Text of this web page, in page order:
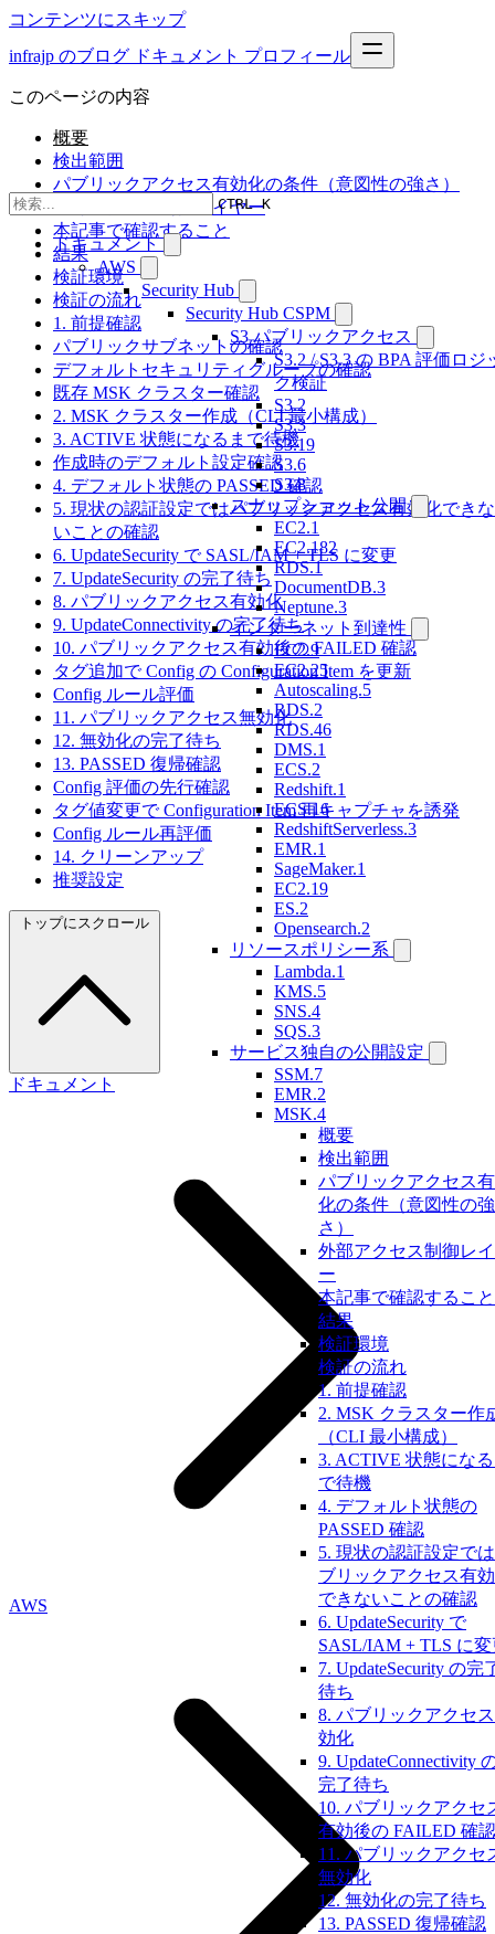
コンテンツにスキップ
infrajp のブログ ドキュメント プロフィール
CTRL K
ドキュメント
AWS
Security Hub
Security Hub CSPM
S3 パブリックアクセス
S3.2 / S3.3 の BPA 評価ロジ
ク検証
S3.2
S3.3
S3.19
S3.6
S3.8
スナップショット公開
EC2.1
EC2.182
RDS.1
DocumentDB.3
Neptune.3
インターネット到達性
EC2.9
EC2.25
Autoscaling.5
RDS.2
RDS.46
DMS.1
ECS.2
Redshift.1
ECS.16
RedshiftServerless.3
EMR.1
SageMaker.1
EC2.19
ES.2
Opensearch.2
リソースポリシー系
Lambda.1
KMS.5
SNS.4
SQS.3
サービス独自の公開設定
SSM.7
EMR.2
MSK.4
概要
検出範囲
パブリックアクセス
化の条件（意図性の強
さ）
外部アクセス制御レ
ー
本記事で確認すること
結果
検証環境
検証の流れ
1. 前提確認
2. MSK クラスター作
（CLI 最小構成）
3. ACTIVE 状態にな
で待機
4. デフォルト状態の
PASSED 確認
5. 現状の認証設定で
ブリックアクセス有
できないことの確認
6. UpdateSecurity で
SASL/IAM + TLS に変
7. UpdateSecurity の完
待ち
8. パブリックアクセ
効化
9. UpdateConnectivity
完了待ち
10. パブリックアクセ
有効後の FAILED 確認
11. パブリックアクセ
無効化
12. 無効化の完了待ち
13. PASSED 復帰確認
このページの内容
概要
検出範囲
パブリックアクセス有効化の条件（意図性の強さ）
外部アクセス制御レイヤー
本記事で確認すること
結果
検証環境
検証の流れ
1. 前提確認
パブリックサブネットの確認
デフォルトセキュリティグループの確認
既存 MSK クラスター確認
2. MSK クラスター作成（CLI 最小構成）
3. ACTIVE 状態になるまで待機
作成時のデフォルト設定確認
4. デフォルト状態の PASSED 確認
5. 現状の認証設定ではパブリックアクセス有効化できな
いことの確認
6. UpdateSecurity で SASL/IAM + TLS に変更
7. UpdateSecurity の完了待ち
8. パブリックアクセス有効化
9. UpdateConnectivity の完了待ち
10. パブリックアクセス有効後の FAILED 確認
タグ追加で Config の Configuration Item を更新
Config ルール評価
11. パブリックアクセス無効化
12. 無効化の完了待ち
13. PASSED 復帰確認
Config 評価の先行確認
タグ値変更で Configuration Item 再キャプチャを誘発
Config ルール再評価
14. クリーンアップ
推奨設定
トップにスクロール
ドキュメント
AWS